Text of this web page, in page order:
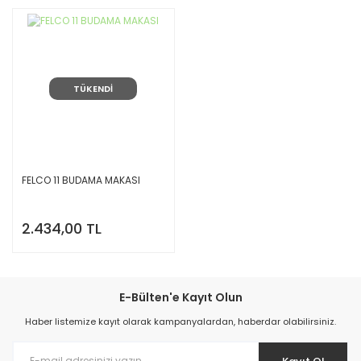
TÜKENDİ
FELCO 11 BUDAMA MAKASI
2.434,00 TL
E-Bülten'e Kayıt Olun
Haber listemize kayıt olarak kampanyalardan, haberdar olabilirsiniz.